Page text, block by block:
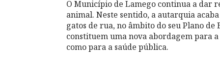
O Município de Lamego continua a dar
animal. Neste sentido, a autarquia
gatos de rua, no âmbito do seu Plano
constituem uma nova abordagem para
como para a saúde pública.